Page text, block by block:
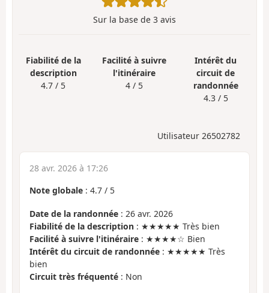
Sur la base de 3 avis
Fiabilité de la
description
4.7 / 5
Facilité à suivre
l'itinéraire
4 / 5
Intérêt du
circuit de
randonnée
4.3 / 5
Utilisateur 26502782
28 avr. 2026 à 17:26
Note globale : 4.7 / 5
Date de la randonnée : 26 avr. 2026
Fiabilité de la description : ★★★★★ Très bien
Facilité à suivre l'itinéraire : ★★★★☆ Bien
Intérêt du circuit de randonnée : ★★★★★ Très
bien
Circuit très fréquenté : Non